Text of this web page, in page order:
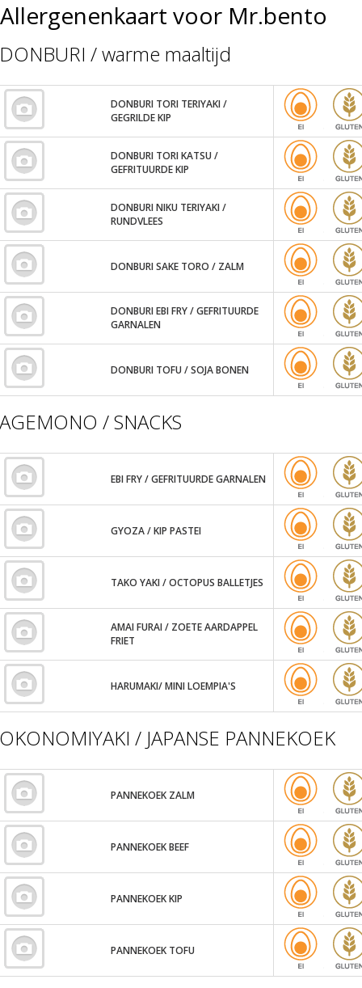
Allergenenkaart voor Mr.bento
DONBURI / warme maaltijd
DONBURI TORI TERIYAKI /
GEGRILDE KIP
DONBURI TORI KATSU /
GEFRITUURDE KIP
DONBURI NIKU TERIYAKI /
RUNDVLEES
DONBURI SAKE TORO / ZALM
DONBURI EBI FRY / GEFRITUURDE
GARNALEN
DONBURI TOFU / SOJA BONEN
AGEMONO / SNACKS
EBI FRY / GEFRITUURDE GARNALEN
GYOZA / KIP PASTEI
TAKO YAKI / OCTOPUS BALLETJES
AMAI FURAI / ZOETE AARDAPPEL
FRIET
HARUMAKI/ MINI LOEMPIA'S
OKONOMIYAKI / JAPANSE PANNEKOEK
PANNEKOEK ZALM
PANNEKOEK BEEF
PANNEKOEK KIP
PANNEKOEK TOFU